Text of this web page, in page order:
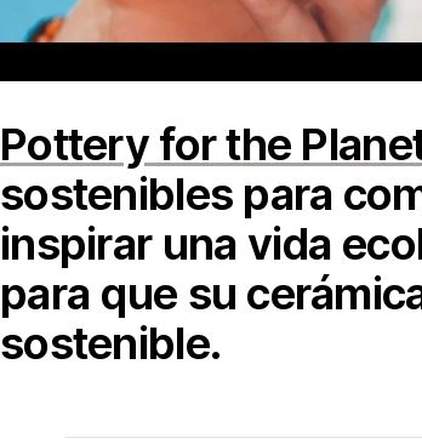
Pottery for the
sostenibles para
inspirar una vida
para que su
sostenible.